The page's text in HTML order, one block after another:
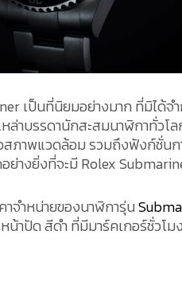
เป็นที่นิยมอย่างมาก ที่มิได้จ
หล่าบรรดานักสะสมนาฬิกาทั่วโ
ภาพแวดล้อม รวมถึงฟังก์ชั่นก
ย่างยิ่งที่จะมี Rolex
าจำหน่ายของนาฬิการุ่น
น้าปัด สีดำ ที่มีมาร์คเกอร์ชั่วโ